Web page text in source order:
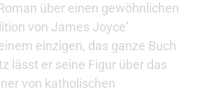
über einen gewöhnlichen
von James Joyceʼ
einzigen, das ganze Buch
lässt er seine Figur über das
von katholischen